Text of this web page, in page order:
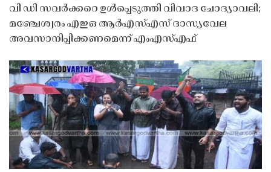
വി ഡി സവർക്കറെ ഉൾപ്പെടുത്തി വിവാദ ചോദ്യാവലി;
മഞ്ചേശ്വരം എഇഒ ആർഎസ്എസ് ദാസ്യവേല
അവസാനിപ്പിക്കണമെന്ന് എംഎസ്എഫ്